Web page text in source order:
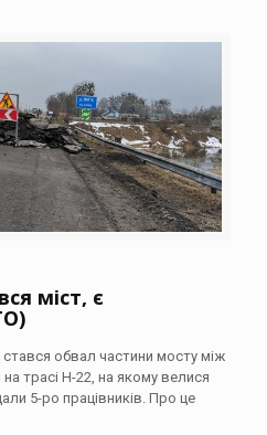
міст, є
обвал частини мосту між
трасі Н-22, на якому велися
5-ро працівників. Про це